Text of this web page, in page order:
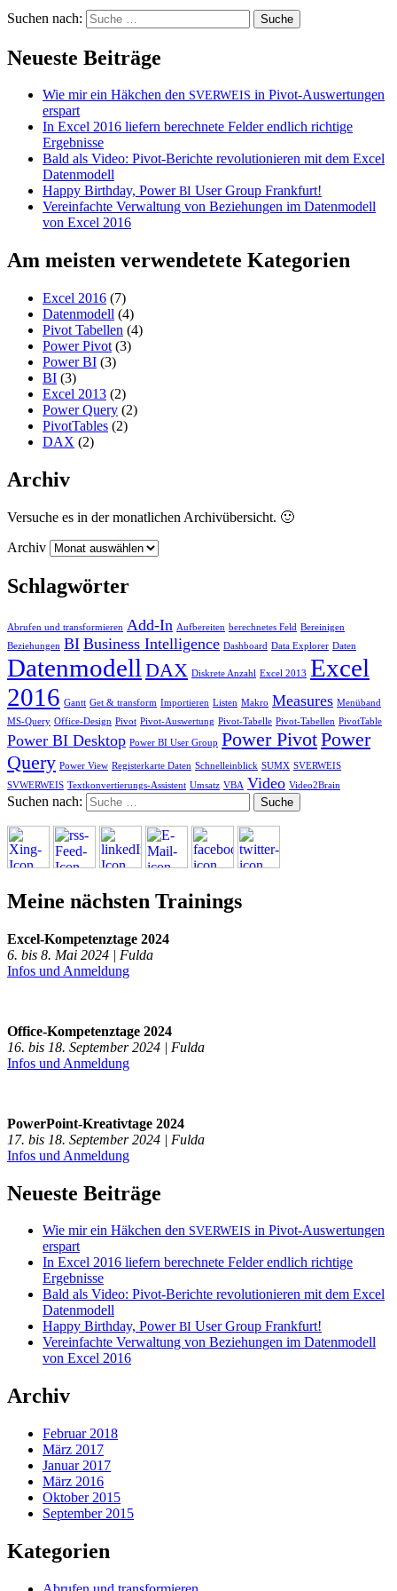
Suchen nach:
Neueste Beiträge
Wie mir ein Häkchen den SVERWEIS in Pivot-Auswertungen
erspart
In Excel 2016 liefern berechnete Felder endlich richtige
Ergebnisse
Bald als Video: Pivot-Berichte revolutionieren mit dem Excel
Datenmodell
Happy Birthday, PowerBI User Group Frankfurt!
Vereinfachte Verwaltung von Beziehungen im Datenmodell
von Excel 2016
Am meisten verwendetete Kategorien
Excel 2016 (7)
Datenmodell (4)
Pivot Tabellen (4)
Power Pivot (3)
Power BI (3)
BI (3)
Excel 2013 (2)
Power Query (2)
PivotTables (2)
DAX (2)
Archiv
Versuche es in der monatlichen Archivübersicht. 🙂
Archiv
Schlagwörter
Abrufen und transformieren Add-In Aufbereiten berechnetes Feld Bereinigen
Beziehungen BI Business Intelligence Dashboard Data Explorer Daten
Datenmodell DAX Diskrete Anzahl Excel 2013 Excel
2016 Gantt Get & transform Importieren Listen Makro Measures Menüband
MS-Query Office-Design Pivot Pivot-Auswertung Pivot-Tabelle Pivot-Tabellen PivotTable
Power BI Desktop Power BI User Group Power PivotPower
Query Power View Registerkarte Daten Schnelleinblick SUMX SVERWEIS
SVWERWEIS Textkonvertierungs-Assistent Umsatz VBA Video Video2Brain
Suchen nach:
Meine nächsten Trainings
Excel-Kompetenztage 2024
6. bis 8. Mai 2024 | Fulda
Infos und Anmeldung
Office-Kompetenztage 2024
16. bis 18. September 2024 | Fulda
Infos und Anmeldung
PowerPoint-Kreativtage 2024
17. bis 18. September 2024 | Fulda
Infos und Anmeldung
Neueste Beiträge
Wie mir ein Häkchen den SVERWEIS in Pivot-Auswertungen
erspart
In Excel 2016 liefern berechnete Felder endlich richtige
Ergebnisse
Bald als Video: Pivot-Berichte revolutionieren mit dem Excel
Datenmodell
Happy Birthday, PowerBI User Group Frankfurt!
Vereinfachte Verwaltung von Beziehungen im Datenmodell
von Excel 2016
Archiv
Februar 2018
März 2017
Januar 2017
März 2016
Oktober 2015
September 2015
Kategorien